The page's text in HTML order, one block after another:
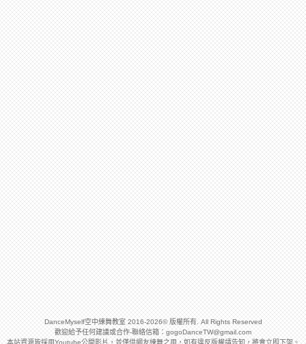
DanceMyself空中練舞教室 2016-2026© 版權所有. All Rights Reserved
歡迎給予任何建議或合作-聯絡信箱： gogoDanceTW@gmail.com
本站資源皆採用Youtube公開影片，並僅供網友練舞之用，如有違反版權請告知，將會立即下架。